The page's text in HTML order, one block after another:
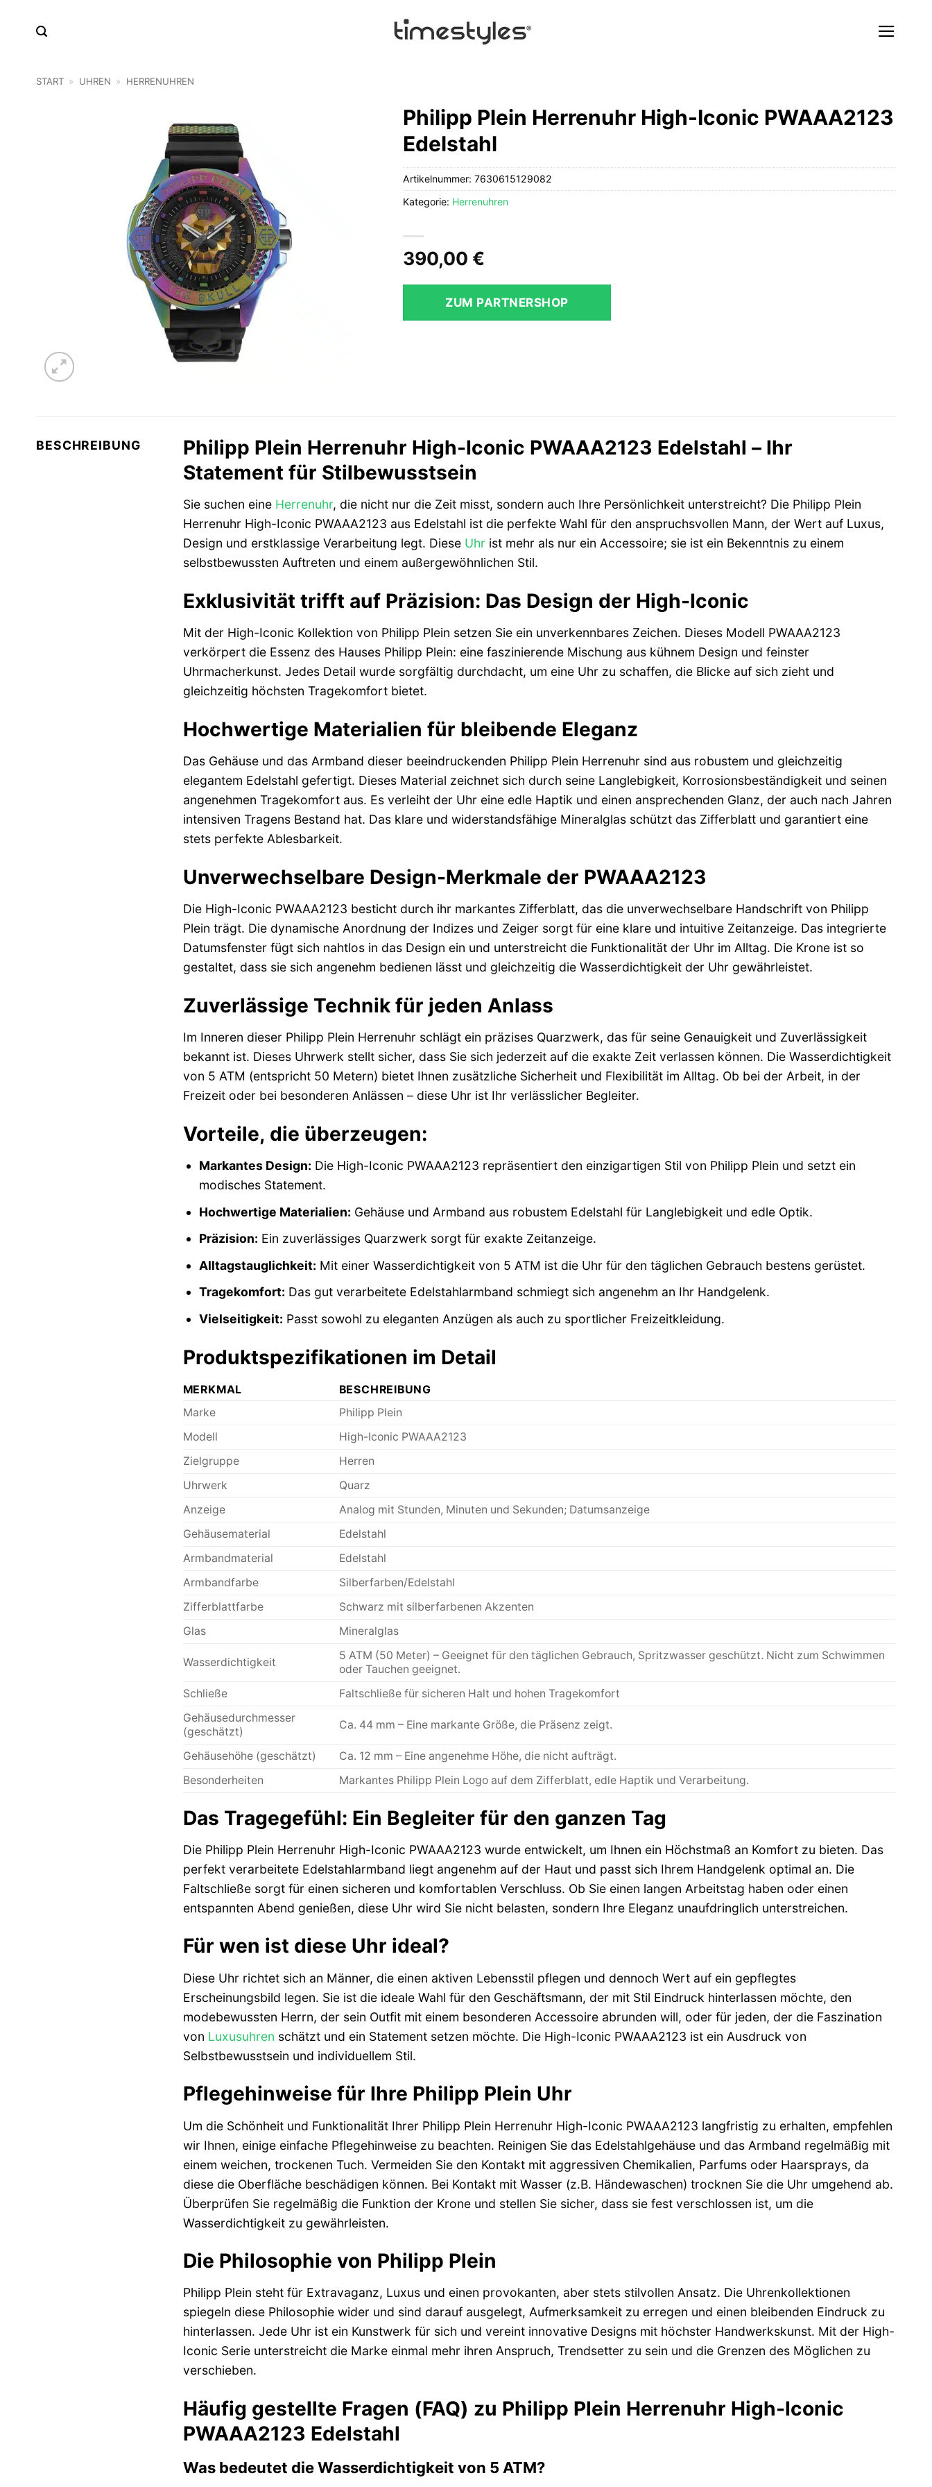
START » UHREN » HERRENUHREN
Philipp Plein Herrenuhr High-Iconic PWAAA2123
Edelstahl
390,00 €
ZUM PARTNERSHOP
Artikelnummer:7630615129082
Kategorie: Herrenuhren
BESCHREIBUNG
Philipp Plein Herrenuhr High-Iconic PWAAA2123 Edelstahl – Ihr
Statement für Stilbewusstsein
Sie suchen eine Herrenuhr, die nicht nur die Zeit misst, sondern auch Ihre Persönlichkeit unterstreicht? Die Philipp Plein
Herrenuhr High-Iconic PWAAA2123 aus Edelstahl ist die perfekte Wahl für den anspruchsvollen Mann, der Wert auf Luxus,
Design und erstklassige Verarbeitung legt. Diese Uhrist mehr als nur ein Accessoire; sie ist ein Bekenntnis zu einem
selbstbewussten Auftreten und einem außergewöhnlichen Stil.
Exklusivität trifft auf Präzision: Das Design der High-Iconic
Mit der High-Iconic Kollektion von Philipp Plein setzen Sie ein unverkennbares Zeichen. Dieses Modell PWAAA2123
verkörpert die Essenz des Hauses Philipp Plein: eine faszinierende Mischung aus kühnem Design und feinster
Uhrmacherkunst. Jedes Detail wurde sorgfältig durchdacht, um eine Uhr zu schaffen, die Blicke auf sich zieht und
gleichzeitig höchsten Tragekomfort bietet.
Hochwertige Materialien für bleibende Eleganz
Das Gehäuse und das Armband dieser beeindruckenden Philipp Plein Herrenuhr sind aus robustem und gleichzeitig
elegantem Edelstahl gefertigt. Dieses Material zeichnet sich durch seine Langlebigkeit, Korrosionsbeständigkeit und seinen
angenehmen Tragekomfort aus. Es verleiht der Uhr eine edle Haptik und einen ansprechenden Glanz, der auch nach Jahren
intensiven Tragens Bestand hat. Das klare und widerstandsfähige Mineralglas schützt das Zifferblatt und garantiert eine
stets perfekte Ablesbarkeit.
Unverwechselbare Design-Merkmale der PWAAA2123
Die High-Iconic PWAAA2123 besticht durch ihr markantes Zifferblatt, das die unverwechselbare Handschrift von Philipp
Plein trägt. Die dynamische Anordnung der Indizes und Zeiger sorgt für eine klare und intuitive Zeitanzeige. Das integrierte
Datumsfenster fügt sich nahtlos in das Design ein und unterstreicht die Funktionalität der Uhr im Alltag. Die Krone ist so
gestaltet, dass sie sich angenehm bedienen lässt und gleichzeitig die Wasserdichtigkeit der Uhr gewährleistet.
Zuverlässige Technik für jeden Anlass
Im Inneren dieser Philipp Plein Herrenuhr schlägt ein präzises Quarzwerk, das für seine Genauigkeit und Zuverlässigkeit
bekannt ist. Dieses Uhrwerk stellt sicher, dass Sie sich jederzeit auf die exakte Zeit verlassen können. Die Wasserdichtigkeit
von 5 ATM (entspricht 50 Metern) bietet Ihnen zusätzliche Sicherheit und Flexibilität im Alltag. Ob bei der Arbeit, in der
Freizeit oder bei besonderen Anlässen – diese Uhr ist Ihr verlässlicher Begleiter.
Vorteile, die überzeugen:
Markantes Design: Die High-Iconic PWAAA2123 repräsentiert den einzigartigen Stil von Philipp Plein und setzt ein
modisches Statement.
Hochwertige Materialien: Gehäuse und Armband aus robustem Edelstahl für Langlebigkeit und edle Optik.
Präzision: Ein zuverlässiges Quarzwerk sorgt für exakte Zeitanzeige.
Alltagstauglichkeit: Mit einer Wasserdichtigkeit von 5 ATM ist die Uhr für den täglichen Gebrauch bestens gerüstet.
Tragekomfort: Das gut verarbeitete Edelstahlarmband schmiegt sich angenehm an Ihr Handgelenk.
Vielseitigkeit: Passt sowohl zu eleganten Anzügen als auch zu sportlicher Freizeitkleidung.
Produktspezifikationen im Detail
MERKMAL
BESCHREIBUNG
Marke
Philipp Plein
Modell
High-Iconic PWAAA2123
Zielgruppe
Herren
Uhrwerk
Quarz
Anzeige
Analog mit Stunden, Minuten und Sekunden; Datumsanzeige
Gehäusematerial
Edelstahl
Armbandmaterial
Edelstahl
Armbandfarbe
Silberfarben/Edelstahl
Zifferblattfarbe
Schwarz mit silberfarbenen Akzenten
Glas
Mineralglas
Wasserdichtigkeit
5 ATM (50 Meter) – Geeignet für den täglichen Gebrauch, Spritzwasser geschützt. Nicht zum Schwimmen
oder Tauchen geeignet.
Schließe
Faltschließe für sicheren Halt und hohen Tragekomfort
Gehäusedurchmesser
(geschätzt)
Ca. 44 mm – Eine markante Größe, die Präsenz zeigt.
Gehäusehöhe (geschätzt)
Ca. 12 mm – Eine angenehme Höhe, die nicht aufträgt.
Besonderheiten
Markantes Philipp Plein Logo auf dem Zifferblatt, edle Haptik und Verarbeitung.
Das Tragegefühl: Ein Begleiter für den ganzen Tag
Die Philipp Plein Herrenuhr High-Iconic PWAAA2123 wurde entwickelt, um Ihnen ein Höchstmaß an Komfort zu bieten. Das
perfekt verarbeitete Edelstahlarmband liegt angenehm auf der Haut und passt sich Ihrem Handgelenk optimal an. Die
Faltschließe sorgt für einen sicheren und komfortablen Verschluss. Ob Sie einen langen Arbeitstag haben oder einen
entspannten Abend genießen, diese Uhr wird Sie nicht belasten, sondern Ihre Eleganz unaufdringlich unterstreichen.
Für wen ist diese Uhr ideal?
Diese Uhr richtet sich an Männer, die einen aktiven Lebensstil pflegen und dennoch Wert auf ein gepflegtes
Erscheinungsbild legen. Sie ist die ideale Wahl für den Geschäftsmann, der mit Stil Eindruck hinterlassen möchte, den
modebewussten Herrn, der sein Outfit mit einem besonderen Accessoire abrunden will, oder für jeden, der die Faszination
von Luxusuhren schätzt und ein Statement setzen möchte. Die High-Iconic PWAAA2123 ist ein Ausdruck von
Selbstbewusstsein und individuellem Stil.
Pflegehinweise für Ihre Philipp Plein Uhr
Um die Schönheit und Funktionalität Ihrer Philipp Plein Herrenuhr High-Iconic PWAAA2123 langfristig zu erhalten, empfehlen
wir Ihnen, einige einfache Pflegehinweise zu beachten. Reinigen Sie das Edelstahlgehäuse und das Armband regelmäßig mit
einem weichen, trockenen Tuch. Vermeiden Sie den Kontakt mit aggressiven Chemikalien, Parfums oder Haarsprays, da
diese die Oberfläche beschädigen können. Bei Kontakt mit Wasser (z.B. Händewaschen) trocknen Sie die Uhr umgehend ab.
Überprüfen Sie regelmäßig die Funktion der Krone und stellen Sie sicher, dass sie fest verschlossen ist, um die
Wasserdichtigkeit zu gewährleisten.
Die Philosophie von Philipp Plein
Philipp Plein steht für Extravaganz, Luxus und einen provokanten, aber stets stilvollen Ansatz. Die Uhrenkollektionen
spiegeln diese Philosophie wider und sind darauf ausgelegt, Aufmerksamkeit zu erregen und einen bleibenden Eindruck zu
hinterlassen. Jede Uhr ist ein Kunstwerk für sich und vereint innovative Designs mit höchster Handwerkskunst. Mit der High-
Iconic Serie unterstreicht die Marke einmal mehr ihren Anspruch, Trendsetter zu sein und die Grenzen des Möglichen zu
verschieben.
Häufig gestellte Fragen (FAQ) zu Philipp Plein Herrenuhr High-Iconic
PWAAA2123 Edelstahl
Was bedeutet die Wasserdichtigkeit von 5 ATM?